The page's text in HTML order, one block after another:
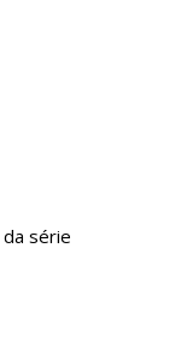
da série